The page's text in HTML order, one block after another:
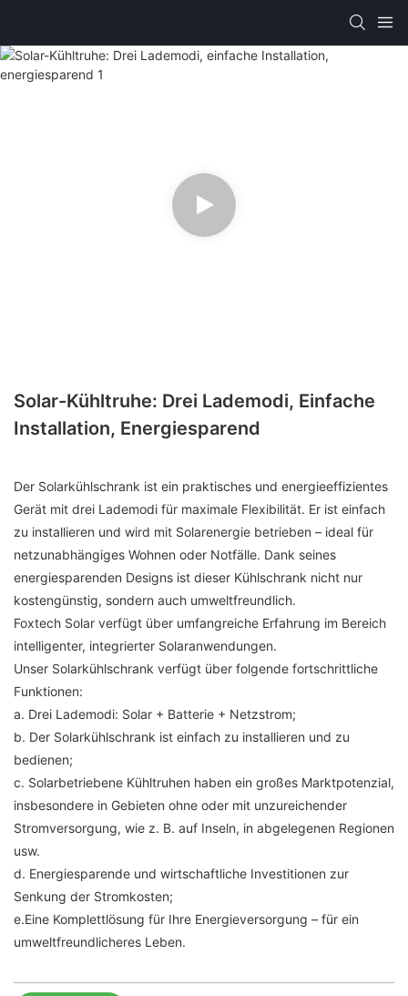
Solar-Kühltruhe: Drei Lademodi, Einfache
Installation, Energiesparend
Der Solarkühlschrank ist ein praktisches und energieeffizientes
Gerät mit drei Lademodi für maximale Flexibilität. Er ist einfach
zu installieren und wird mit Solarenergie betrieben – ideal für
netzunabhängiges Wohnen oder Notfälle. Dank seines
energiesparenden Designs ist dieser Kühlschrank nicht nur
kostengünstig, sondern auch umweltfreundlich.
Foxtech Solar verfügt über umfangreiche Erfahrung im Bereich
intelligenter, integrierter Solaranwendungen.
Unser Solarkühlschrank verfügt über folgende fortschrittliche
Funktionen:
a. Drei Lademodi: Solar + Batterie + Netzstrom;
b. Der Solarkühlschrank ist einfach zu installieren und zu
bedienen;
c. Solarbetriebene Kühltruhen haben ein großes Marktpotenzial,
insbesondere in Gebieten ohne oder mit unzureichender
Stromversorgung, wie z. B. auf Inseln, in abgelegenen Regionen
usw.
d. Energiesparende und wirtschaftliche Investitionen zur
Senkung der Stromkosten;
e.Eine Komplettlösung für Ihre Energieversorgung – für ein
umweltfreundlicheres Leben.